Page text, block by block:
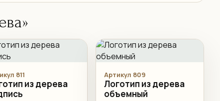
811
из дерева
Артикул 809
Логотип из дерева
объемный